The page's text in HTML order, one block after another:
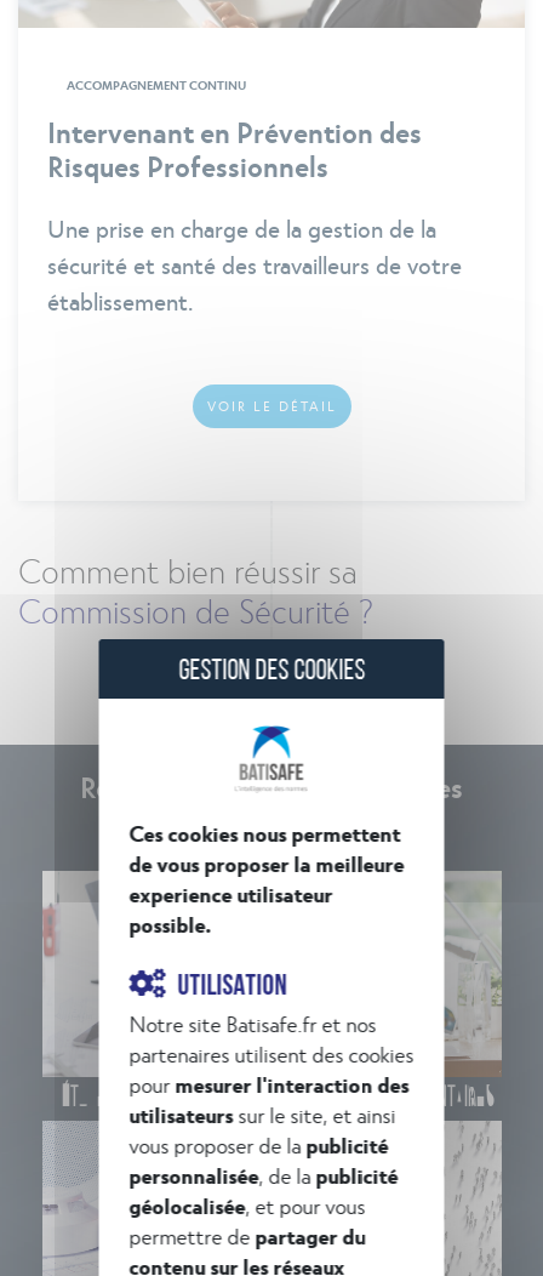
ACCOMPAGNEMENT CONTINU
Intervenant en Prévention des
Risques Professionnels
Une prise en charge de la gestion de la
sécurité et santé des travailleurs de votre
établissement.
VOIR LE DÉTAIL
Comment bien réussir sa
Commission de Sécurité ?
Télécharger le guide
Retrouvez nos autres domaines
d'ingénierie
Études et diagnostics Dossiers réglementaires
GESTION DES COOKIES
Ces cookies nous permettent
de vous proposer la meilleure
experience utilisateur
possible.
UTILISATION
Notre site Batisafe.fr et nos
partenaires utilisent des cookies
pourmesurer l'interaction des
utilisateurssur le site, et ainsi
vous proposer de lapublicité
personnalisée, de lapublicité
géolocalisée, et pour vous
permettre de partager du
contenu sur les réseaux